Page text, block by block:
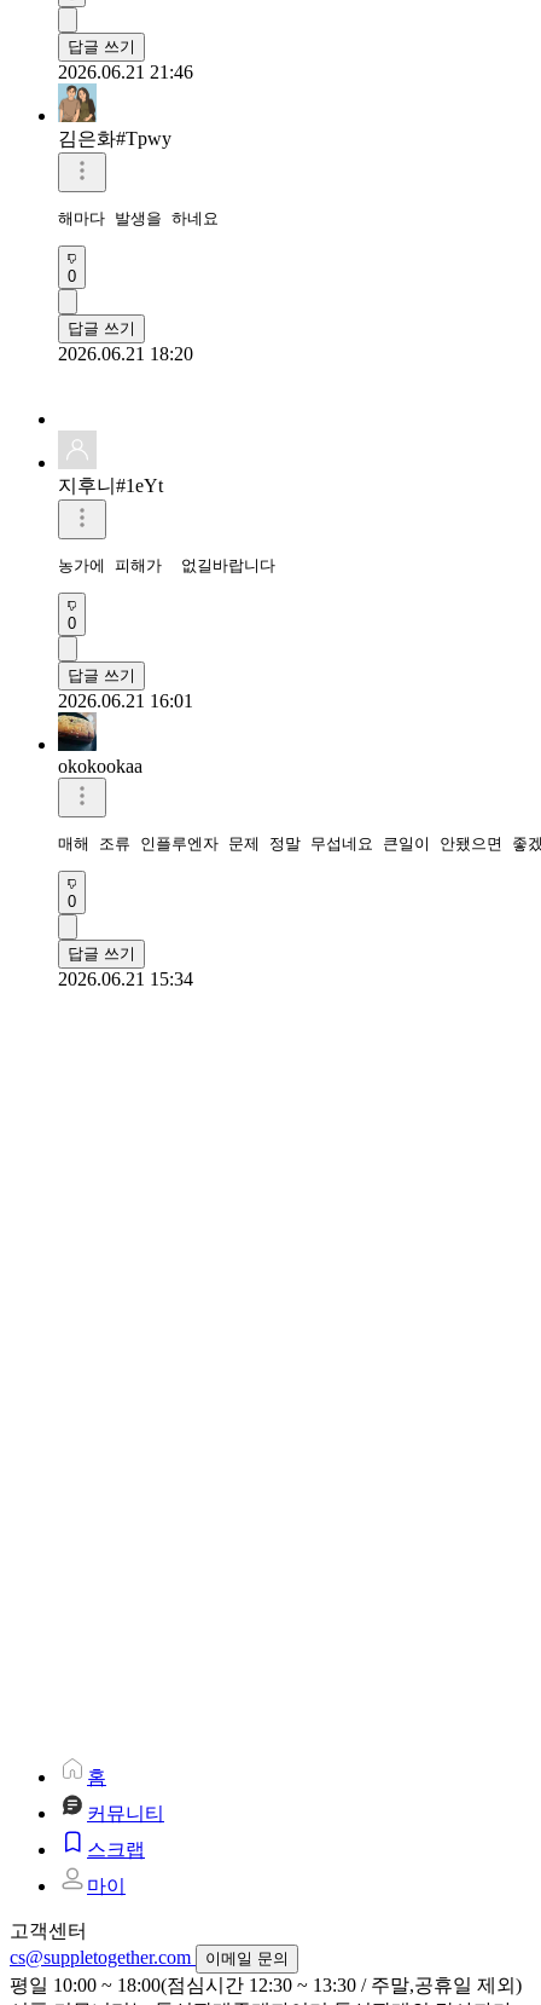
답글 쓰기
2026.06.21 21:46
김은화#Tpwy
해마다 발생을 하네요
0
답글 쓰기
2026.06.21 18:20
지후니#1eYt
농가에 피해가  없길바랍니다
0
답글 쓰기
2026.06.21 16:01
okokookaa
매해 조류 인플루엔자 문제 정말 무섭네요 큰일이 안됐으면 좋
0
답글 쓰기
2026.06.21 15:34
홈
커뮤니티
스크랩
마이
고객센터
cs@suppletogether.com
이메일 문의
평일 10:00 ~ 18:00(점심시간 12:30 ~ 13:30 / 주말,공휴일 제외)